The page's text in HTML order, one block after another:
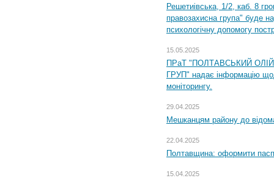
Решетиівська, 1/2, каб. 8
правозахисна група" буде
психологічну допомогу
15.05.2025
ПРаТ "ПОЛТАВСЬКИЙ
ГРУП" надає інформацію
моніторингу.
29.04.2025
Мешканцям району до
22.04.2025
Полтавщина: оформити
15.04.2025